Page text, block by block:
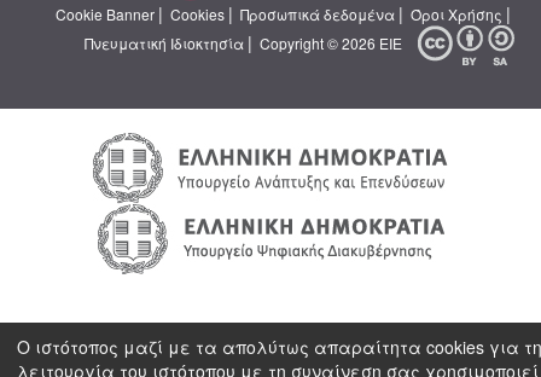
Cookie Banner | Cookies | Προσωπικά δεδομένα | Όροι Χρήσης |
Πνευματική Ιδιοκτησία | Copyright © 2026 ΕΙΕ
Ο ιστότοπος μαζί με τα απολύτως απαραίτητα cookies για
λειτουργία του ιστότοπου με τη συναίνεση σας χρησιμοποιεί